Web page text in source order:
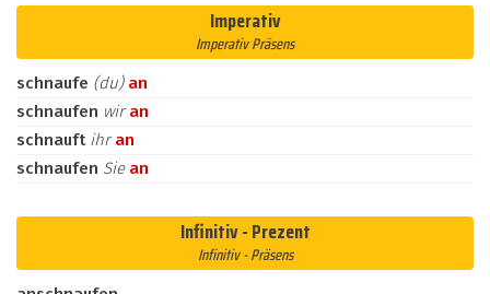
Imperativ
Imperativ Präsens
schnaufe (du) an
schnaufen wiran
schnauft ihran
schnaufen Sie an
Infinitiv - Prezent
Infinitiv - Präsens